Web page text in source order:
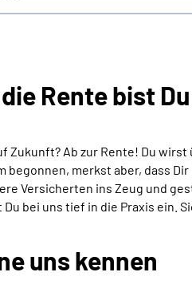
Rente bist
Zukunft? Ab zur Rente! Du
begonnen, merkst aber, dass
Versicherten ins Zeug und
Du bei uns tief in die Praxis ein.
uns kennen